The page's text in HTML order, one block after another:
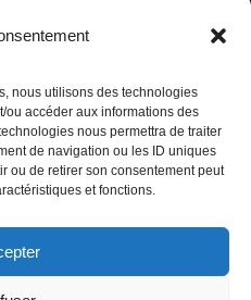
nous utilisons des technologies
ou accéder aux informations des
nous permettra de traiter
de navigation ou les ID uniques
ou de retirer son consentement peut
et fonctions.
Grand Est – 124 rue de
NANCY
légales